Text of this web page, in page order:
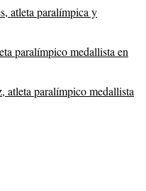
atleta paralímpica y
paralímpico medallista en
atleta paralímpico medallista